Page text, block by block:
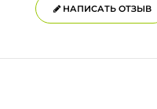
НАПИСАТЬ ОТЗЫВ